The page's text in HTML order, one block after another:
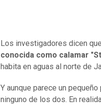
Los investigadores dicen
conocida como calamar
habita en aguas al norte de
Y aunque parece un
ninguno de los dos. En